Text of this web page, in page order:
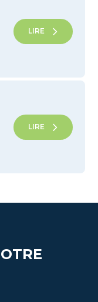
LIRE
LIRE